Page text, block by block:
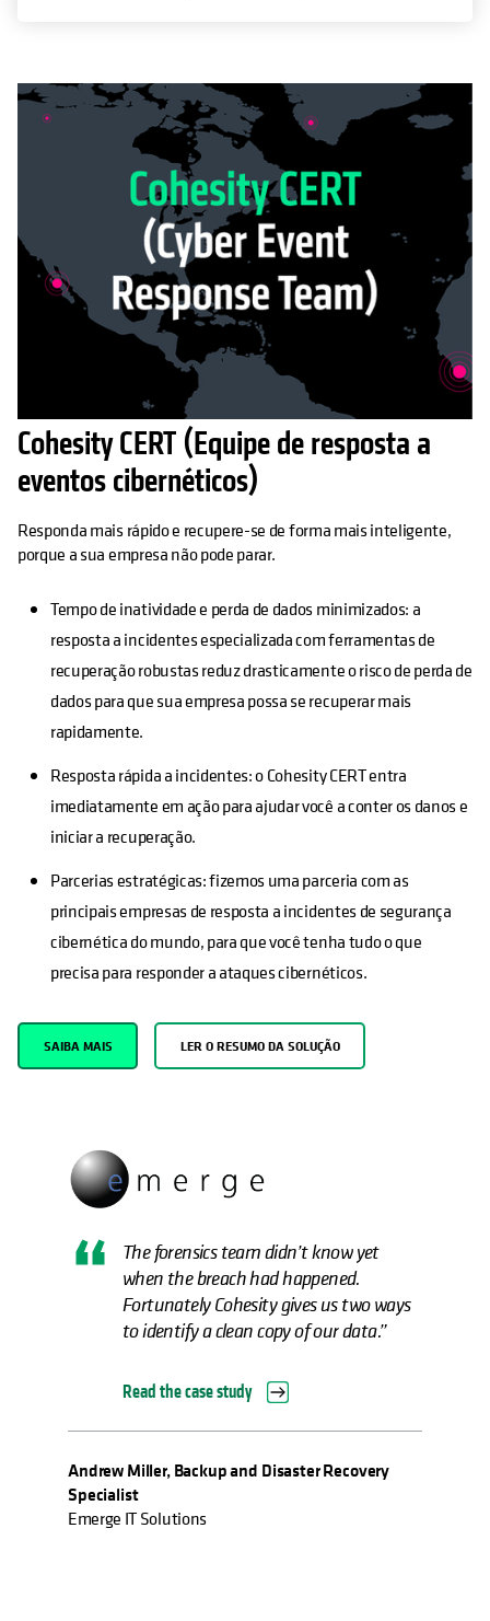
Cohesity CERT (Equipe de resposta a
eventos cibernéticos)
Responda mais rápido e recupere-se de forma mais inteligente,
porque a sua empresa não pode parar.
Tempo de inatividade e perda de dados minimizados: a
resposta a incidentes especializada com ferramentas de
recuperação robustas reduz drasticamente o risco de perda de
dados para que sua empresa possa se recuperar mais
rapidamente.
Resposta rápida a incidentes: o Cohesity CERT entra
imediatamente em ação para ajudar você a conter os danos e
iniciar a recuperação.
Parcerias estratégicas: fizemos uma parceria com as
principais empresas de resposta a incidentes de segurança
cibernética do mundo, para que você tenha tudo o que
precisa para responder a ataques cibernéticos.
SAIBA MAIS LER O RESUMO DA SOLUÇÃO
OPENS IN A NEW TAB
The forensics team didn’t know yet
when the breach had happened.
Fortunately Cohesity gives us two ways
to identify a clean copy of our data.”
Read the case study
Andrew Miller, Backup and Disaster Recovery
Specialist
Emerge IT Solutions